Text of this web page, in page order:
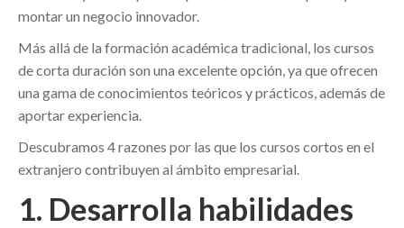
montar un negocio innovador.
Más allá de la formación académica tradicional, los cursos
de corta duración son una excelente opción, ya que ofrecen
una gama de conocimientos teóricos y prácticos, además de
aportar experiencia.
Descubramos 4 razones por las que los cursos cortos en el
extranjero contribuyen al ámbito empresarial.
1. Desarrolla habilidades